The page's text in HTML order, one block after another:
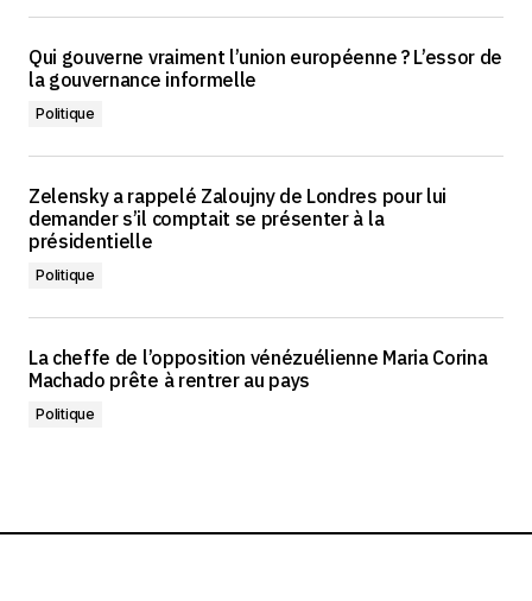
Qui gouverne vraiment l’union européenne ? L’essor de
la gouvernance informelle
Politique
Zelensky a rappelé Zaloujny de Londres pour lui
demander s’il comptait se présenter à la
présidentielle
Politique
La cheffe de l’opposition vénézuélienne Maria Corina
Machado prête à rentrer au pays
Politique